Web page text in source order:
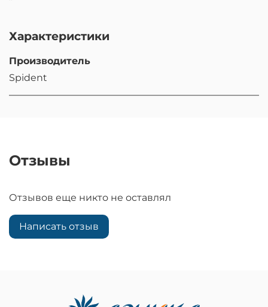
Характеристики
Производитель
Spident
Отзывы
Отзывов еще никто не оставлял
Написать отзыв